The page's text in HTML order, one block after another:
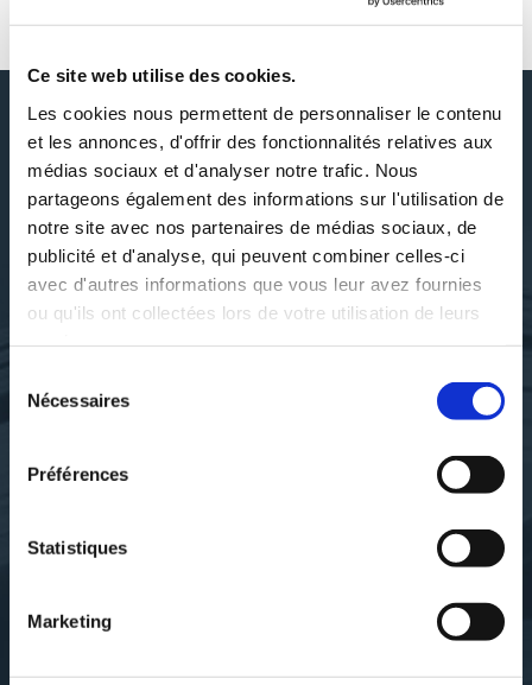
Ce site web utilise des cookies.
Les cookies nous permettent de personnaliser le contenu
et les annonces, d'offrir des fonctionnalités relatives aux
médias sociaux et d'analyser notre trafic. Nous
partageons également des informations sur l'utilisation de
notre site avec nos partenaires de médias sociaux, de
publicité et d'analyse, qui peuvent combiner celles-ci
avec d'autres informations que vous leur avez fournies
ou qu'ils ont collectées lors de votre utilisation de leurs
Nécessaires
Préférences
Statistiques
Marketing
AUTOUR DE THÉO DRILA
DÉCOUVRIR THÉO DRILA
SES OUVRAGES